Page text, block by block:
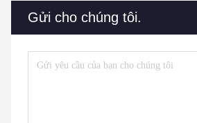
Gửi cho chúng tôi.